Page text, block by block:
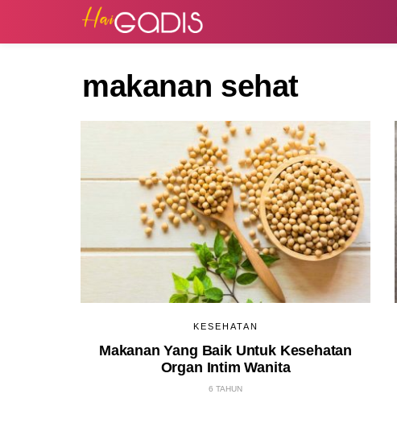
makanan sehat
KESEHATAN
Makanan Yang Baik Untuk Kesehatan
Organ Intim Wanita
6 TAHUN